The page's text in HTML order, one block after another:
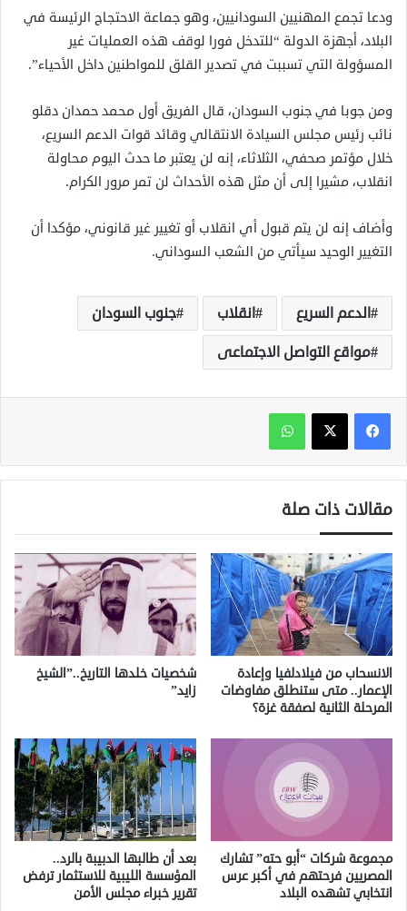
ودعا تجمع المهنيين السودانيين، وهو جماعة الاحتجاج الرئيسة في
البلاد، أجهزة الدولة “للتدخل فورا لوقف هذه العمليات غير
المسؤولة التي تسببت في تصدير القلق للمواطنين داخل الأحياء”.
ومن جوبا في جنوب السودان، قال الفريق أول محمد حمدان دقلو
نائب رئيس مجلس السيادة الانتقالي وقائد قوات الدعم السريع،
خلال مؤتمر صحفي، الثلاثاء، إنه لن يعتبر ما حدث اليوم محاولة
انقلاب، مشيرا إلى أن مثل هذه الأحداث لن تمر مرور الكرام.
وأضاف إنه لن يتم قبول أي انقلاب أو تغيير غير قانوني، مؤكدا أن
التغيير الوحيد سيأتي من الشعب السوداني.
الدعم السريع انقلاب
جنوب السودان
مواقع التواصل الاجتماعى
واتساب
مقالات ذات صلة
الانسحاب من فيلادلفيا وإعادة
الإعمار.. متى ستنطلق مفاوضات
المرحلة الثانية لصفقة غزة؟
شخصيات خلدها التاريخ..”الشيخ
زايد”
مجموعة شركات “أبو حته” تشارك
المصريين فرحتهم في أكبر عرس
انتخابي تشهده البلاد
بعد أن طالبها الدبيبة بالرد..
المؤسسة الليبية للاستثمار ترفض
تقرير خبراء مجلس الأمن